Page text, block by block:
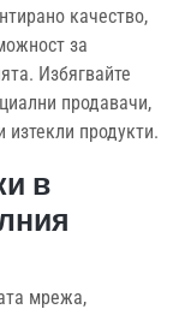
качество,
за
Избягвайте
продавачи,
продукти.
в
мрежа,